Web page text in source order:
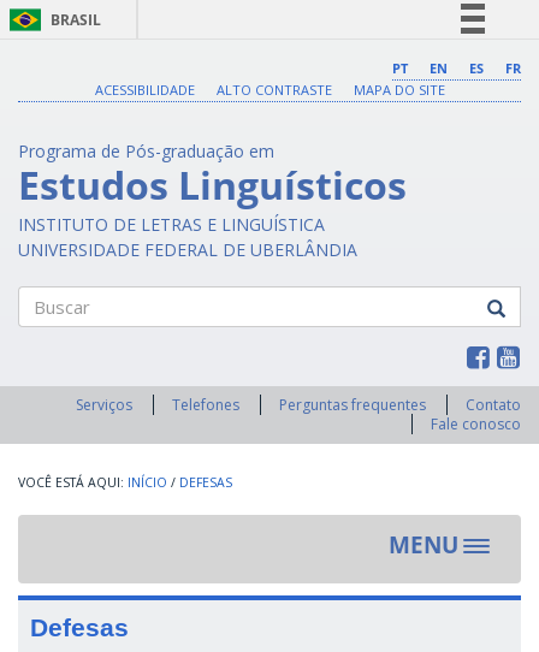
BRASIL
Comunica BR
Acesso à informação
Legislação
PT EN ES
FR
ACESSIBILIDADE
ALTO CONTRASTE MAPA DO SITE
Programa de Pós-graduação em
Estudos Linguísticos
INSTITUTO DE LETRAS E LINGUÍSTICA
UNIVERSIDADE FEDERAL DE UBERLÂNDIA
Serviços Telefones Perguntas frequentes
Contato
Fale conosco
INÍCIO / DEFESAS
MENU
Toggle
Defesas